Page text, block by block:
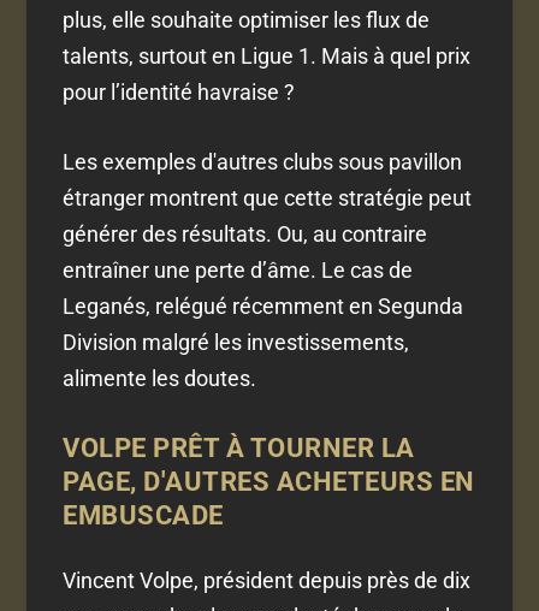
plus, elle souhaite optimiser les flux de
talents, surtout en Ligue 1. Mais à quel prix
pour l’identité havraise ?
Les exemples d'autres clubs sous pavillon
étranger montrent que cette stratégie peut
générer des résultats. Ou, au contraire
entraîner une perte d’âme. Le cas de
Leganés, relégué récemment en Segunda
Division malgré les investissements,
alimente les doutes.
VOLPE PRÊT À TOURNER LA
PAGE, D'AUTRES ACHETEURS EN
EMBUSCADE
Vincent Volpe, président depuis près de dix